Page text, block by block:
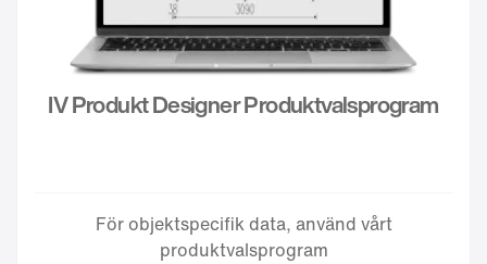
IV Produkt Designer Produktvalsprogram
För objektspecifik data, använd vårt
produktvalsprogram